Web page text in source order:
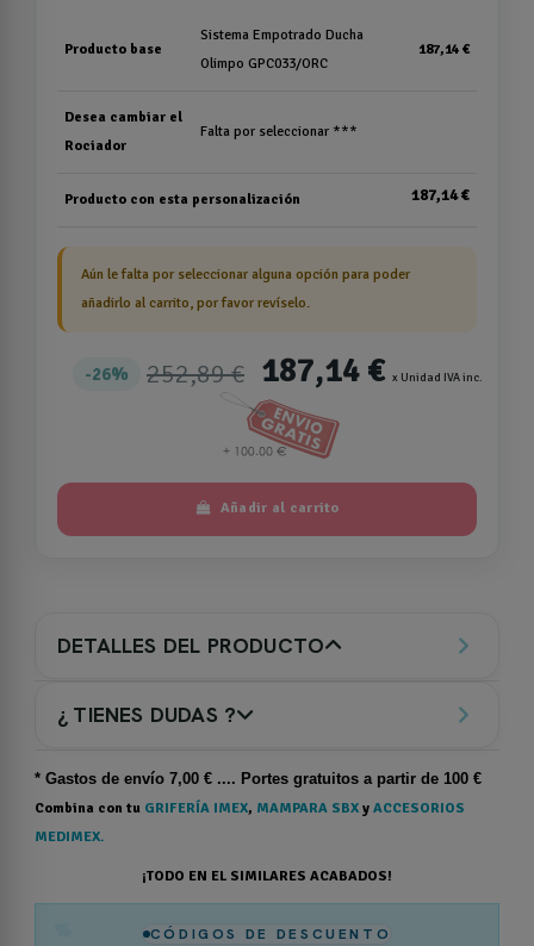
Producto base
Sistema Empotrado Ducha
Olimpo GPC033/ORC
187,14 €
Desea cambiar el
Rociador
Falta por seleccionar ***
Producto con esta personalización 187,14 €
Aún le falta por seleccionar alguna opción para poder
añadirlo al carrito, por favor revíselo.
26% 252,89 € 187,14 € x Unidad IVA inc.
Añadir al carrito
DETALLES DEL PRODUCTO
¿ TIENES DUDAS ?
* Gastos de envío 7,00 € .... Portes gratuitos a partir de 100 €
Combina con tu GRIFERÍA IMEX, MAMPARA SBX y ACCESORIOS
MEDIMEX.
¡TODO EN EL SIMILARES ACABADOS!
CÓDIGOS DE DESCUENTO